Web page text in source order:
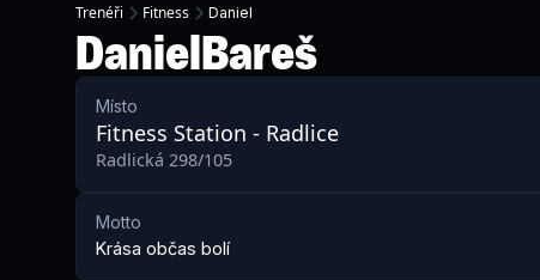
Trenéři Fitness Daniel
DanielBareš
Místo
Fitness Station - Radlice
Radlická 298/105
Motto
Krása občas bolí